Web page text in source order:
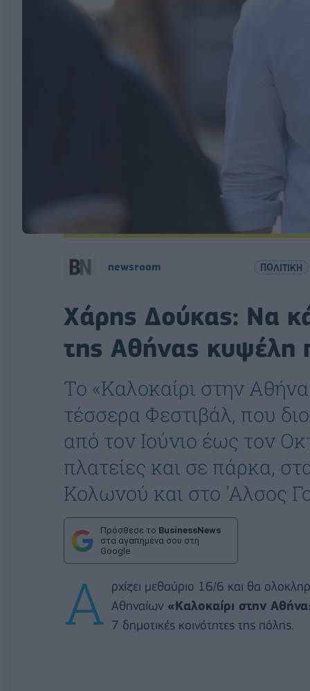
newsroom ΠΟΛΙΤΙΚΗ
Χάρης Δούκας: Να
της Αθήνας κυψέλη
Το «Καλοκαίρι στην
τέσσερα Φεστιβάλ, που
από τον Ιούνιο έως τον
πλατείες και σε πάρκα,
Κολωνού και στο 'Αλσος
Πρόσθεσε το BusinessNews
στα αγαπημένα σου στη
Google
Α ρχίζει μεθαύριο 16/6 και θα
Αθηναίων «Καλοκαίρι στην
7 δημοτικές κοινότητες της πόλης.